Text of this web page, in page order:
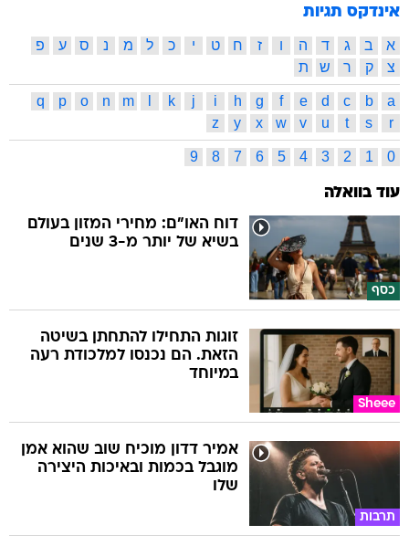
אינדקס תגיות
א ב ג ד ה ו ז ח ט י כ ל מ נ ס ע
פ
צ
ק ר ש ת
a
b
c
d
e
f
g
h
i
j
k
m
n
o
p
q
r
s
t
u
v
w
x
y
z
0
1
2
3
4
5
6
7
8
9
עוד בוואלה
כסף
דוח האו"ם: מחירי המזון בעולם
בשיא של יותר מ-3 שנים
Sheee
זוגות התחילו להתחתן בשיטה
הזאת. הם נכנסו למלכודת רעה
במיוחד
תרבות
אמיר דדון מוכיח שוב שהוא אמן
מוגבל בכמות ובאיכות היצירה
שלו